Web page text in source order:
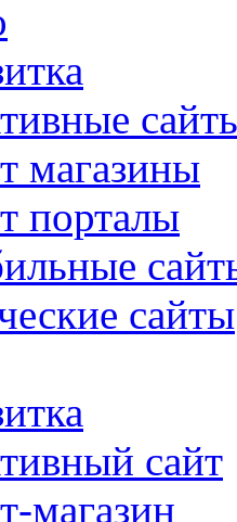
магазины
порталы
сайты
сайт
магазин